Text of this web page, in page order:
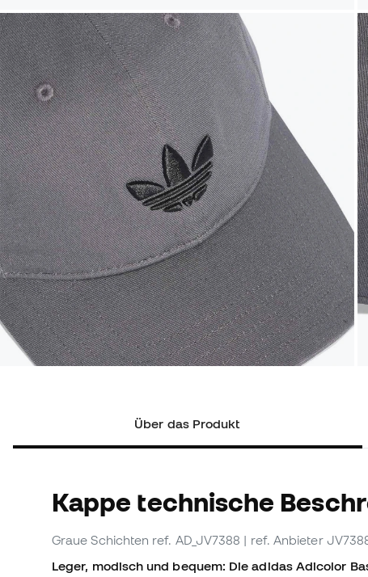
Über das Produkt
Kappe technische
Graue Schichten ref. AD_JV7388 | ref. Anbieter
Leger, modisch und bequem: Die adidas Adicolor